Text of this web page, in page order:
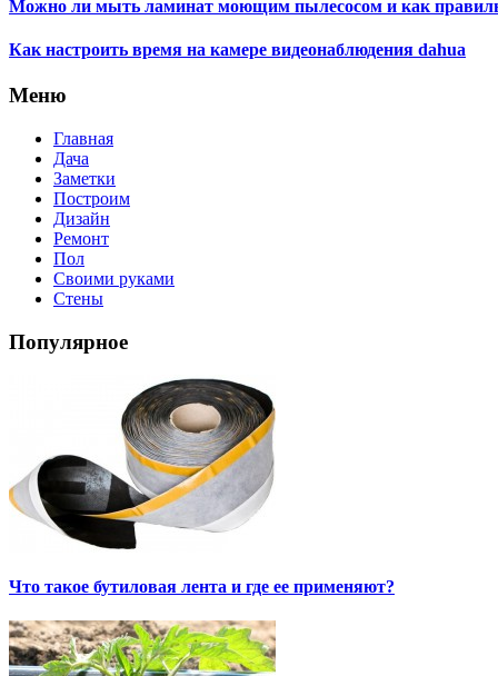
Можно ли мыть ламинат моющим пылесосом и как
Как настроить время на камере видеонаблюдения dahua
Меню
Главная
Дача
Заметки
Построим
Дизайн
Ремонт
Пол
Своими руками
Стены
Популярное
Что такое бутиловая лента и где ее применяют?